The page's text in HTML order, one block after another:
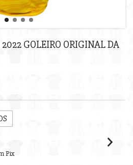
GOLEIRO ORIGINAL DA
Pix